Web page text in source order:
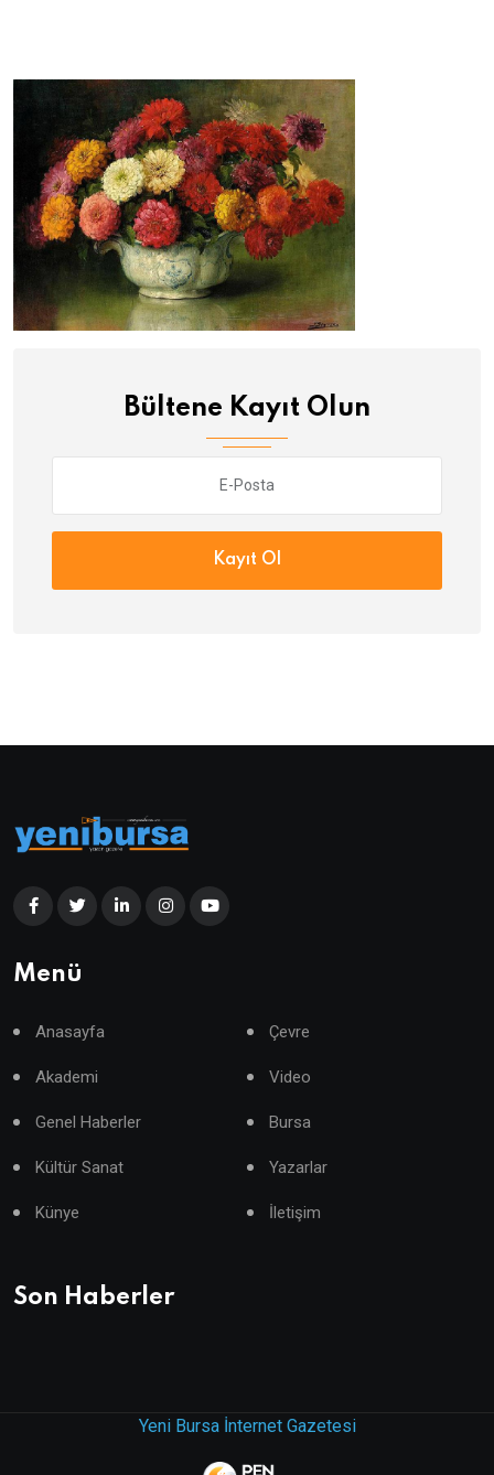
Bültene Kayıt Olun
Kayıt Ol
Menü
Anasayfa Çevre
Akademi Video
Genel Haberler Bursa
Kültür Sanat Yazarlar
Künye İletişim
Son Haberler
Yeni Bursa İnternet Gazetesi